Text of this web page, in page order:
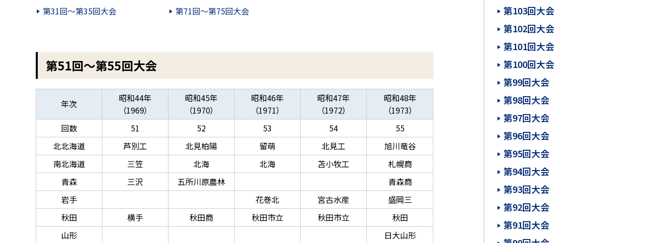
第31回～第35回大会
第71回～第75回大会
第51回～第55回大会
年次
昭和44年
（1969）
昭和45年
（1970）
昭和46年
（1971）
昭和47年
（1972）
昭和48年
（1973）
回数
51 52 53 54
55
北北海道
芦別工 北見柏陽 留萌 北見工
旭川竜谷
南北海道
三笠 北海 北海 苫小牧工
札幌商
青森
三沢 五所川原農林
青森商
岩手
花巻北 宮古水産
盛岡三
秋田
横手 秋田商 秋田市立 秋田市立
秋田
山形
日大山形
第103回大会
第102回大会
第101回大会
第100回大会
第99回大会
第98回大会
第97回大会
第96回大会
第95回大会
第94回大会
第93回大会
第92回大会
第91回大会